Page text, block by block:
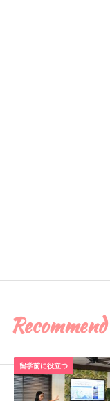
Recommend
留学前に役立つ